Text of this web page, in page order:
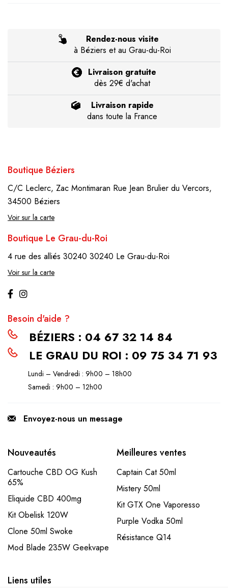
Rendez-nous visite
à Béziers et au Grau-du-Roi
Livraison gratuite
dès 29€ d'achat
Livraison rapide
dans toute la France
Boutique Béziers
C/C Leclerc, Zac Montimaran Rue Jean Brulier du Vercors,
34500 Béziers
Voir sur la carte
Boutique Le Grau-du-Roi
4 rue des alliés 30240 30240 Le Grau-du-Roi
Voir sur la carte
Besoin d'aide ?
BÉZIERS : 04 67 32 14 84
LE GRAU DU ROI : 09 75 34 71 93
Lundi – Vendredi : 9h00 – 18h00
Samedi : 9h00 – 12h00
Envoyez-nous un message
Nouveautés
Cartouche CBD OG Kush
65%
Eliquide CBD 400mg
Kit Obelisk 120W
Clone 50ml Swoke
Mod Blade 235W Geekvape
Meilleures ventes
Captain Cat 50ml
Mistery 50ml
Kit GTX One Vaporesso
Purple Vodka 50ml
Résistance Q14
Liens utiles